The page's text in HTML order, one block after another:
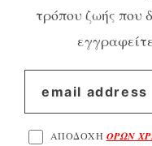
τρόπου ζωής που
ΑΠΟΔΟΧΗ ΟΡΩΝ